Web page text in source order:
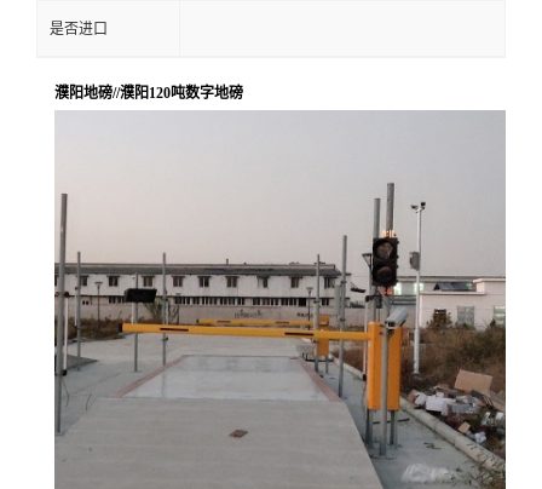
是否进口
濮阳地磅//濮阳120吨数字地磅